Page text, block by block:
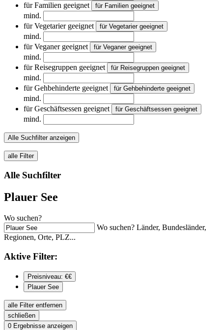
für Familien geeignet
für Familien geeignet
mind.
für Vegetarier geeignet
für Vegetarier geeignet
mind.
für Veganer geeignet
für Veganer geeignet
mind.
für Reisegruppen geeignet
für Reisegruppen geeignet
mind.
für Gehbehinderte geeignet
für Gehbehinderte geeignet
mind.
für Geschäftsessen geeignet
für Geschäftsessen geeignet
mind.
Alle Suchfilter anzeigen
alle Filter
Alle Suchfilter
Plauer See
Wo suchen?
Wo suchen? Länder, Bundesländer,
Regionen, Orte, PLZ...
Aktive Filter:
Preisniveau: €€
Plauer See
alle Filter entfernen
schließen
0 Ergebnisse anzeigen